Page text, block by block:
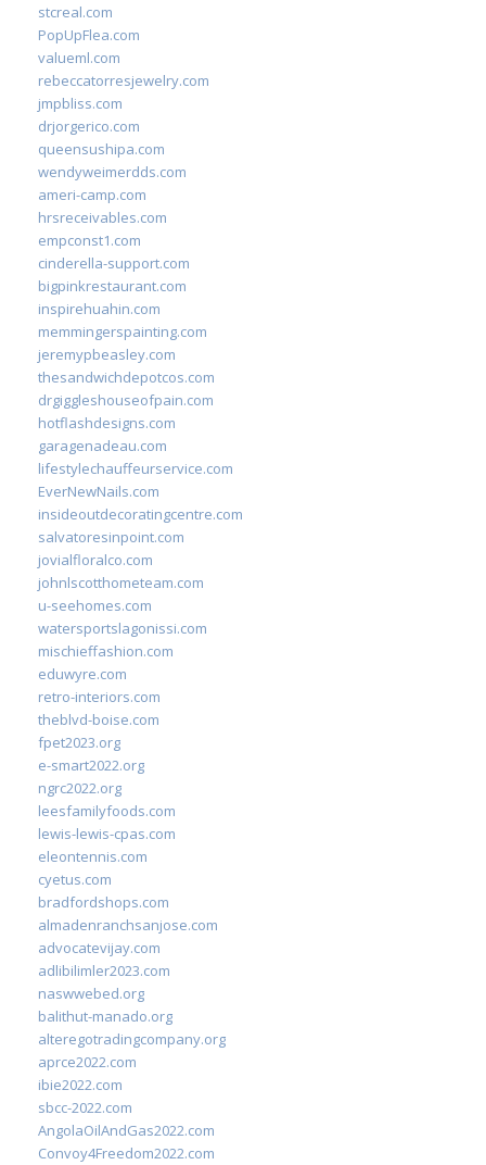
stcreal.com
PopUpFlea.com
valueml.com
rebeccatorresjewelry.com
jmpbliss.com
drjorgerico.com
queensushipa.com
wendyweimerdds.com
ameri-camp.com
hrsreceivables.com
empconst1.com
cinderella-support.com
bigpinkrestaurant.com
inspirehuahin.com
memmingerspainting.com
jeremypbeasley.com
thesandwichdepotcos.com
drgiggleshouseofpain.com
hotflashdesigns.com
garagenadeau.com
lifestylechauffeurservice.com
EverNewNails.com
insideoutdecoratingcentre.com
salvatoresinpoint.com
jovialfloralco.com
johnlscotthometeam.com
u-seehomes.com
watersportslagonissi.com
mischieffashion.com
eduwyre.com
retro-interiors.com
theblvd-boise.com
fpet2023.org
e-smart2022.org
ngrc2022.org
leesfamilyfoods.com
lewis-lewis-cpas.com
eleontennis.com
cyetus.com
bradfordshops.com
almadenranchsanjose.com
advocatevijay.com
adlibilimler2023.com
naswwebed.org
balithut-manado.org
alteregotradingcompany.org
aprce2022.com
ibie2022.com
sbcc-2022.com
AngolaOilAndGas2022.com
Convoy4Freedom2022.com